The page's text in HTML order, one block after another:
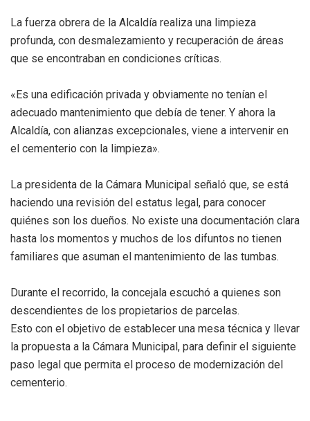
La fuerza obrera de la Alcaldía realiza una limpieza
profunda, con desmalezamiento y recuperación de áreas
que se encontraban en condiciones críticas.
«Es una edificación privada y obviamente no tenían el
adecuado mantenimiento que debía de tener. Y ahora la
Alcaldía, con alianzas excepcionales, viene a intervenir en
el cementerio con la limpieza».
La presidenta de la Cámara Municipal señaló que, se está
haciendo una revisión del estatus legal, para conocer
quiénes son los dueños. No existe una documentación clara
hasta los momentos y muchos de los difuntos no tienen
familiares que asuman el mantenimiento de las tumbas.
Durante el recorrido, la concejala escuchó a quienes son
descendientes de los propietarios de parcelas.
Esto con el objetivo de establecer una mesa técnica y llevar
la propuesta a la Cámara Municipal, para definir el siguiente
paso legal que permita el proceso de modernización del
cementerio.